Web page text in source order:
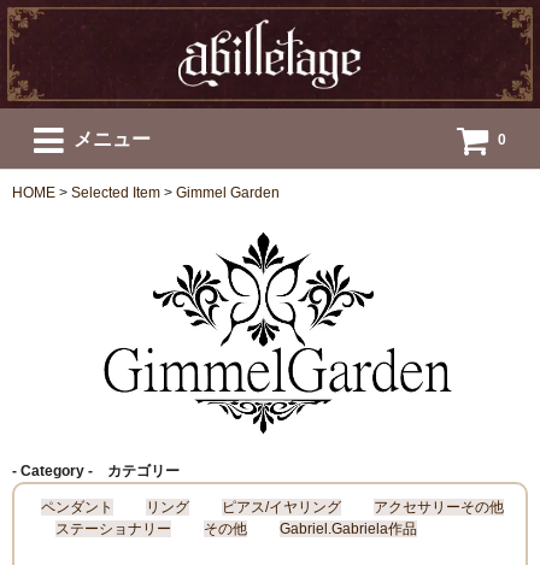
メニュー 0
HOME > Selected Item > Gimmel Garden
- Category - カテゴリー
ペンダント リング ピアス/イヤリング
アクセサリーその他
ステーショナリー
その他 Gabriel.Gabriela作品